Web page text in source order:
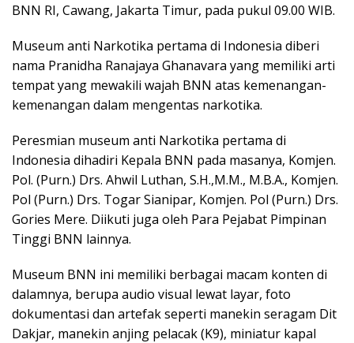
BNN RI, Cawang, Jakarta Timur, pada pukul 09.00 WIB.
Museum anti Narkotika pertama di Indonesia diberi
nama Pranidha Ranajaya Ghanavara yang memiliki arti
tempat yang mewakili wajah BNN atas kemenangan-
kemenangan dalam mengentas narkotika.
Peresmian museum anti Narkotika pertama di
Indonesia dihadiri Kepala BNN pada masanya, Komjen.
Pol. (Purn.) Drs. Ahwil Luthan, S.H.,M.M., M.B.A., Komjen.
Pol (Purn.) Drs. Togar Sianipar, Komjen. Pol (Purn.) Drs.
Gories Mere. Diikuti juga oleh Para Pejabat Pimpinan
Tinggi BNN lainnya.
Museum BNN ini memiliki berbagai macam konten di
dalamnya, berupa audio visual lewat layar, foto
dokumentasi dan artefak seperti manekin seragam Dit
Dakjar, manekin anjing pelacak (K9), miniatur kapal